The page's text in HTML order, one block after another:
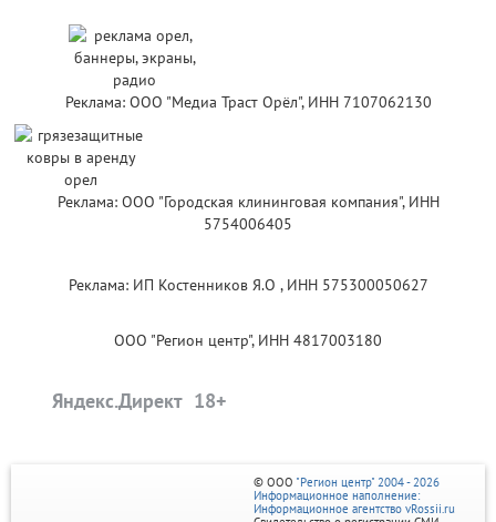
Реклама: ООО "Медиа Траст Орёл", ИНН 7107062130
Реклама: ООО "Городская клининговая компания", ИНН
5754006405
Реклама: ИП Костенников Я.О , ИНН 575300050627
ООО "Регион центр", ИНН 4817003180
Яндекс.Директ
© ООО "Регион центр" 2004 - 2026
Информационное наполнение:
Информационное агентство vRossii.ru